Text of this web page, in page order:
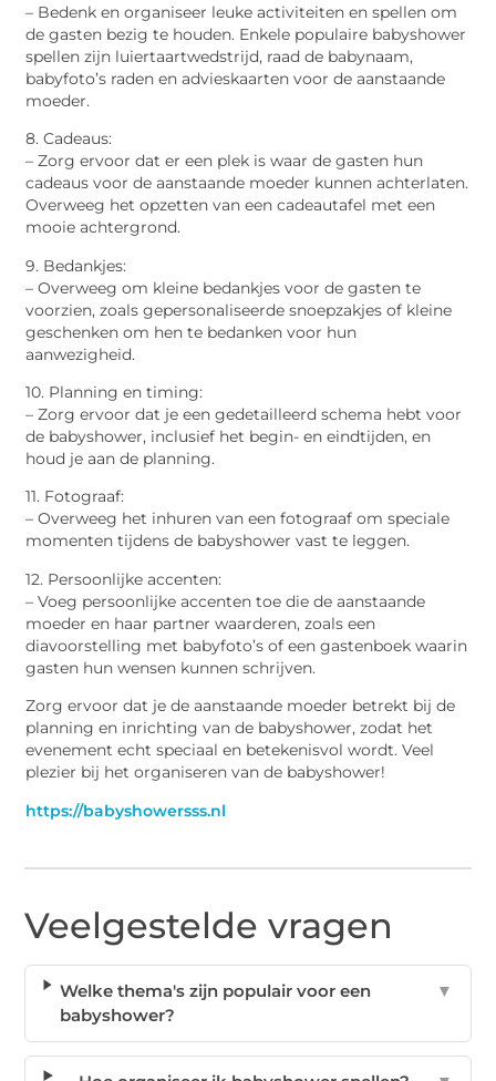
– Bedenk en organiseer leuke activiteiten en spellen om
de gasten bezig te houden. Enkele populaire babyshower
spellen zijn luiertaartwedstrijd, raad de babynaam,
babyfoto’s raden en advieskaarten voor de aanstaande
moeder.
8. Cadeaus:
– Zorg ervoor dat er een plek is waar de gasten hun
cadeaus voor de aanstaande moeder kunnen achterlaten.
Overweeg het opzetten van een cadeautafel met een
mooie achtergrond.
9. Bedankjes:
– Overweeg om kleine bedankjes voor de gasten te
voorzien, zoals gepersonaliseerde snoepzakjes of kleine
geschenken om hen te bedanken voor hun
aanwezigheid.
10. Planning en timing:
– Zorg ervoor dat je een gedetailleerd schema hebt voor
de babyshower, inclusief het begin- en eindtijden, en
houd je aan de planning.
11. Fotograaf:
– Overweeg het inhuren van een fotograaf om speciale
momenten tijdens de babyshower vast te leggen.
12. Persoonlijke accenten:
– Voeg persoonlijke accenten toe die de aanstaande
moeder en haar partner waarderen, zoals een
diavoorstelling met babyfoto’s of een gastenboek waarin
gasten hun wensen kunnen schrijven.
Zorg ervoor dat je de aanstaande moeder betrekt bij de
planning en inrichting van de babyshower, zodat het
evenement echt speciaal en betekenisvol wordt. Veel
plezier bij het organiseren van de babyshower!
https://babyshowersss.nl
Veelgestelde vragen
Welke thema's zijn populair voor een
babyshower?
▼